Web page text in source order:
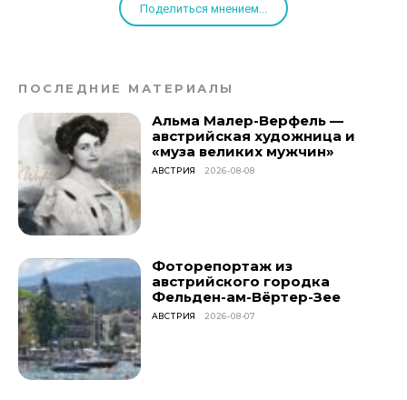
Поделиться мнением...
ПОСЛЕДНИЕ МАТЕРИАЛЫ
Альма Малер-Верфель —
австрийская художница и
«муза великих мужчин»
АВСТРИЯ 2026-08-08
Фоторепортаж из
австрийского городка
Фельден-ам-Вёртер-Зее
АВСТРИЯ 2026-08-07